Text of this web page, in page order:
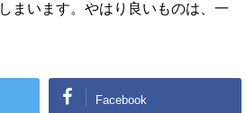
まいます。やはり良いものは、一
Facebook